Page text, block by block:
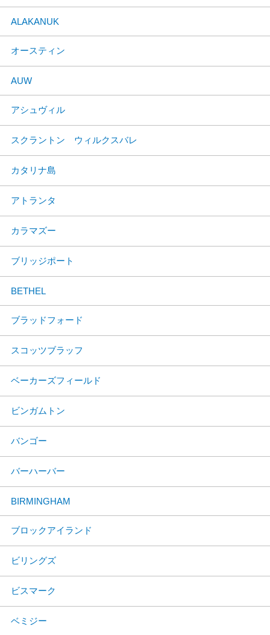
ALAKANUK
オースティン
AUW
アシュヴィル
スクラントン ウィルクスバレ
カタリナ島
アトランタ
カラマズー
ブリッジポート
BETHEL
ブラッドフォード
スコッツブラッフ
ベーカーズフィールド
ビンガムトン
バンゴー
バーハーバー
BIRMINGHAM
ブロックアイランド
ビリングズ
ビスマーク
ベミジー